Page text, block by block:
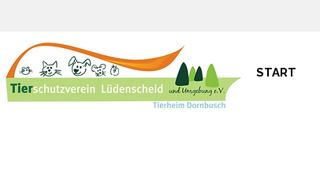
START